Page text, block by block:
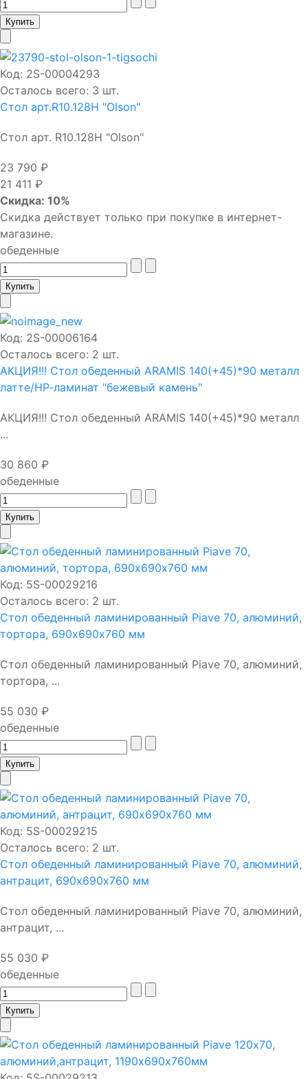
Код: 2S-00004293
Осталось всего: 3 шт.
Стол арт.R10.128H "Olson"
Стол арт. R10.128H "Olson"
23 790 ₽
21 411 ₽
Скидка: 10%
Скидка действует только при покупке в интернет-
магазине.
обеденные
Код: 2S-00006164
Осталось всего: 2 шт.
АКЦИЯ!!! Стол обеденный ARAMIS 140(+45)*90 металл
латте/НР-ламинат "бежевый камень"
АКЦИЯ!!! Стол обеденный ARAMIS 140(+45)*90 металл
...
30 860 ₽
обеденные
Код: 5S-00029216
Осталось всего: 2 шт.
Стол обеденный ламинированный Piave 70, алюминий,
тортора, 690х690х760 мм
Стол обеденный ламинированный Piave 70, алюминий,
тортора, ...
55 030 ₽
обеденные
Код: 5S-00029215
Осталось всего: 2 шт.
Стол обеденный ламинированный Piave 70, алюминий,
антрацит, 690х690х760 мм
Стол обеденный ламинированный Piave 70, алюминий,
антрацит, ...
55 030 ₽
обеденные